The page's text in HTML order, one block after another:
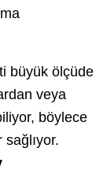
büyük ölçüde
veya
böylece